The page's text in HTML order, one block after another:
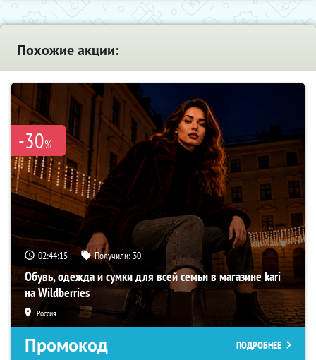
Похожие акции:
-30%
02:44:14 Получили: 30
Обувь, одежда и сумки для всей семьи в магазине kari
на Wildberries
Россия
Промокод ПОДРОБНЕЕ